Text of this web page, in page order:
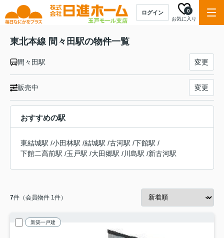
ログイン
お気に入り
0
東北本線 間々田駅の物件一覧
間々田駅 変更
販売中 変更
おすすめの駅
東結城駅 /小田林駅 /結城駅 /古河駅 /下館駅 /
下館二高前駅 /玉戸駅 /大田郷駅 /川島駅 /新古河駅
7件（会員物件 1件）
新築一戸建